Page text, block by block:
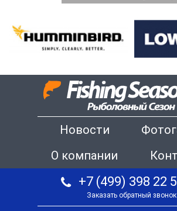
Новости
О компании
+7 (499) 398 22
Заказать обратный звонок